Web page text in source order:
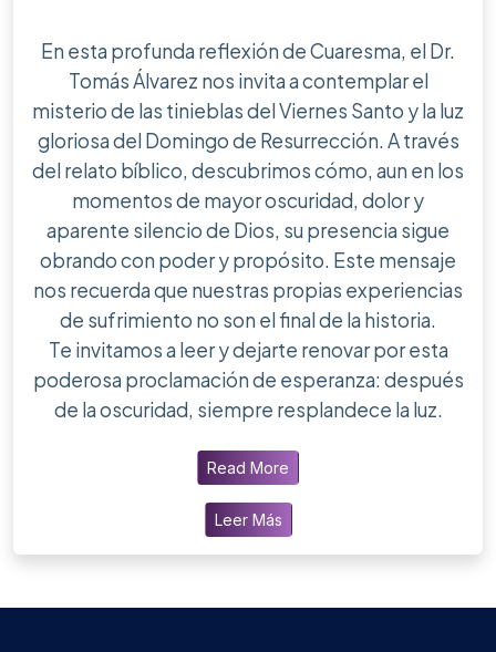
En esta profunda reflexión de Cuaresma, el Dr.
Tomás Álvarez nos invita a contemplar el
misterio de las tinieblas del Viernes Santo y la luz
gloriosa del Domingo de Resurrección. A través
del relato bíblico, descubrimos cómo, aun en los
momentos de mayor oscuridad, dolor y
aparente silencio de Dios, su presencia sigue
obrando con poder y propósito. Este mensaje
nos recuerda que nuestras propias experiencias
de sufrimiento no son el final de la historia.
Te invitamos a leer y dejarte renovar por esta
poderosa proclamación de esperanza: después
de la oscuridad, siempre resplandece la luz.
Read More
Leer Más